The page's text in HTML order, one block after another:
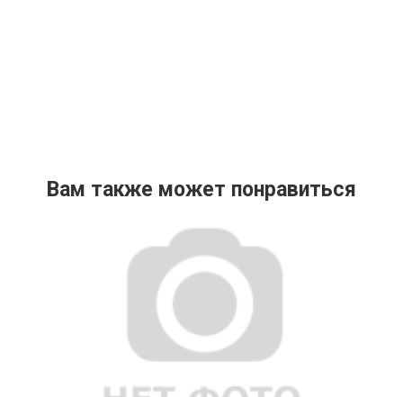
Вам также может понравиться